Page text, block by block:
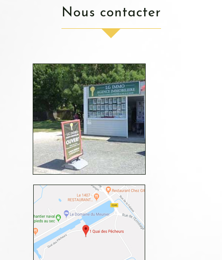
nous contacter